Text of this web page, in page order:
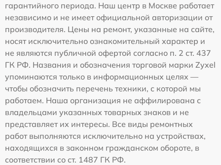
гарантийного периода. Наш центр в Москве работает
независимо и не имеет официальной авторизации от
производителя. Цены на ремонт, указанные на сайте,
носят исключительно ознакомительный характер и
не являются публичной офертой согласно п. 2 ст. 437
ГК РФ. Названия и обозначения торговой марки Zyxel
упоминаются только в информационных целях —
чтобы обозначить перечень техники, с которой мы
работаем. Наша организация не аффилирована с
владельцами указанных товарных знаков и не
представляет их интересы. Все виды ремонтных
работ выполняются исключительно на устройствах,
находящихся в законном гражданском обороте, в
соответствии со ст. 1487 ГК РФ.